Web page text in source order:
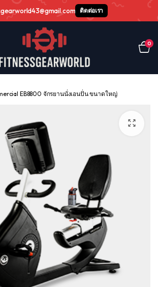
ติดต่อเรา
0
EB8800 จักรยานนั่งเอนปั่น ขนาดใหญ่